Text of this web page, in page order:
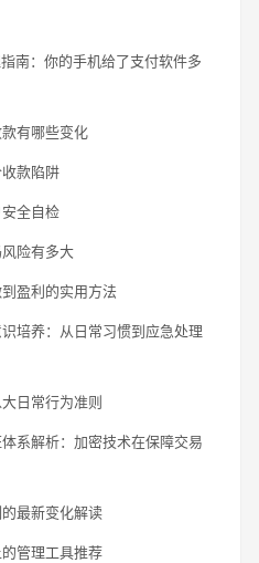
南：你的手机给了支付软件多
有哪些变化
款陷阱
全自检
险有多大
盈利的实用方法
培养：从日常习惯到应急处理
日常行为准则
系解析：加密技术在保障交易
最新变化解读
管理工具推荐